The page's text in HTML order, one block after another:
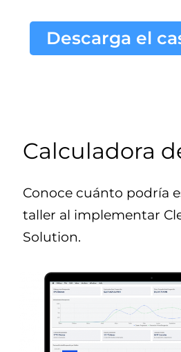
Descarga el
Calculadora
Conoce cuánto podría
taller al implementar
Solution.